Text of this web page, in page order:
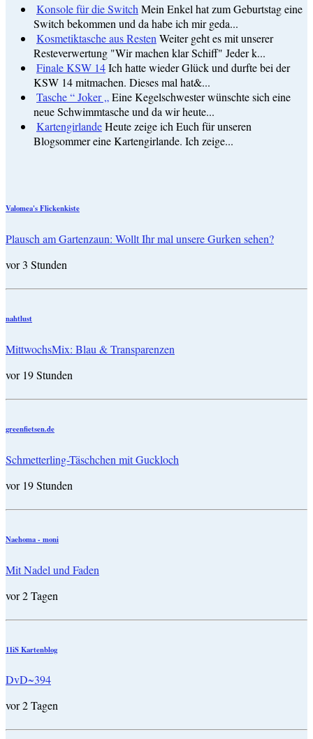
Konsole für die Switch Mein Enkel hat zum Geburtstag eine
Switch bekommen und da habe ich mir geda...
Kosmetiktasche aus Resten Weiter geht es mit unserer
Resteverwertung "Wir machen klar Schiff" Jeder k...
Finale KSW 14Ich hatte wieder Glück und durfte bei der
KSW 14 mitmachen. Dieses mal hat&...
Tasche “ Joker „ Eine Kegelschwester wünschte sich eine
neue Schwimmtasche und da wir heute...
KartengirlandeHeute zeige ich Euch für unseren
Blogsommer eine Kartengirlande. Ich zeige...
Valomea's Flickenkiste
Plausch am Gartenzaun: Wollt Ihr mal unsere Gurken sehen?
vor 3 Stunden
nahtlust
MittwochsMix: Blau & Transparenzen
vor 19 Stunden
greenfietsen.de
Schmetterling-Täschchen mit Guckloch
vor 19 Stunden
Naehoma - moni
Mit Nadel und Faden
vor 2 Tagen
11iS Kartenblog
DvD~394
vor 2 Tagen